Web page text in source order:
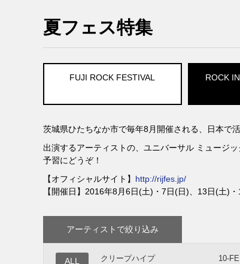
夏フェス特集
FUJI ROCK FESTIVAL ROCK
茨城県ひたちなか市で毎年8月開催される、日本で
出演するアーティストの、ユニバーサル ミュージ
予習にどうぞ！
【オフィシャルサイト】 http://rijfes.jp/
【開催日】 2016年8月6日(土)・7日(日)、13日(土)・
アーティストで絞り込み
ALL クリープハイプ 10-